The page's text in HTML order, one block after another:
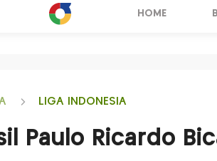
HOME
LIGA INDONESIA
Paulo Ricardo